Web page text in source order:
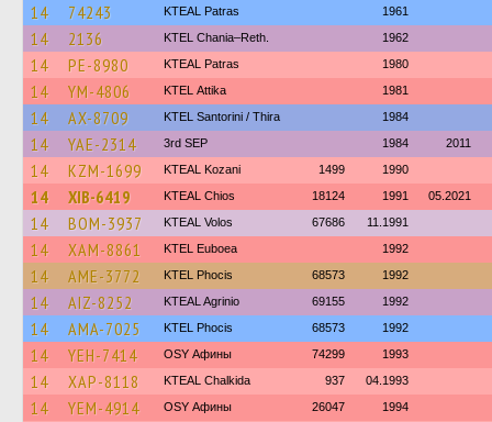
14 74243 KTEAL Patras 1961
14 2136 KTEL Chania–Reth. 1962
14 PE-8980 KTEAL Patras 1980
14 YM-4806 KΤΕL Αttika 1981
14 AX-8709 KTEL Santorini / Thira 1984
14 YAE-2314 3rd SEP 1984 2011
14 KZM-1699 KTEAL Kozani 1499 1990
14 XIB-6419 KTEAL Chios 18124 1991 05.2021
14 BOM-3937 KTEAL Volos 67686 11.1991
14 XAM-8861 ΚΤΕL Euboea 1992
14 AME-3772 ΚΤΕL Phocis 68573 1992
14 AIZ-8252 KTEAL Agrinio 69155 1992
14 AMA-7025 ΚΤΕL Phocis 68573 1992
14 YEH-7414 OSY Афины 74299 1993
14 XAP-8118 KTEAL Chalkida 937 04.1993
14 YEM-4914 OSY Афины 26047 1994